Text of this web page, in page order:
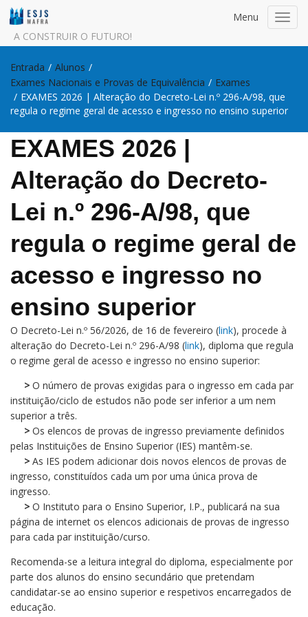
A CONSTRUIR O FUTURO!
Menu
Entrada / Alunos /
Exames Nacionais e Provas de Equivalência / Exames
/ EXAMES 2026 | Alteração do Decreto-Lei n.º 296-A/98, que
regula o regime geral de acesso e ingresso no ensino superior
EXAMES 2026 |
Alteração do Decreto-
Lei n.º 296-A/98, que
regula o regime geral de
acesso e ingresso no
ensino superior
O Decreto-Lei n.º 56/2026, de 16 de fevereiro (link), procede à
alteração do Decreto-Lei n.º 296-A/98 (link), diploma que regula
o regime geral de acesso e ingresso no ensino superior:
> O número de provas exigidas para o ingresso em cada par
instituição/ciclo de estudos não pode ser inferior a um nem
superior a três.
> Os elencos de provas de ingresso previamente definidos
pelas Instituições de Ensino Superior (IES) mantêm-se.
> As IES podem adicionar dois novos elencos de provas de
ingresso, constituídos cada um por uma única prova de
ingresso.
> O Instituto para o Ensino Superior, I.P., publicará na sua
página de internet os elencos adicionais de provas de ingresso
para cada par instituição/curso.
Recomenda-se a leitura integral do diploma, especialmente por
parte dos alunos do ensino secundário que pretendam
candidatar-se ao ensino superior e respetivos encarregados de
educação.